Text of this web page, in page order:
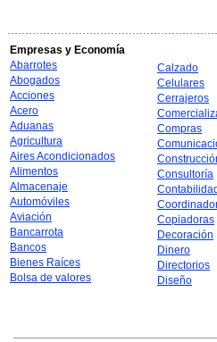
Empresas y Economía
Abarrotes
Abogados
Acciones
Acero
Aduanas
Agricultura
Aires Acondicionados
Alimentos
Almacenaje
Automóviles
Aviación
Bancarrota
Bancos
Bienes Raíces
Bolsa de valores
Calzado
Celulares
Cerrajeros
Compras
Consultoría
Contabilidad
Copiadoras
Decoración
Dinero
Directorios
Diseño